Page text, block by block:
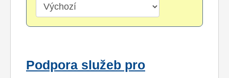
Podpora služeb pro